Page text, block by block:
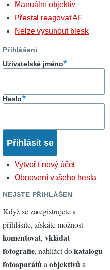
Manuální objektiv
Přestal reagovat AF
Nelze vysunout blesk
Přihlášení
Uživatelské jméno
Heslo
Vytvořit nový účet
Obnovení vašeho hesla
NEJSTE PŘIHLÁŠENI
Když se zaregistrujete a
přihlásíte, získáte možnost
komentovat, vkládat
fotografie, nahlížet dokatalogu
fotoaparátůa objektivůa